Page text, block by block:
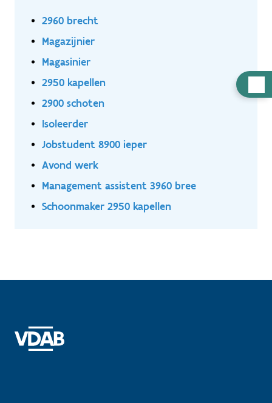
2960 brecht
Magazijnier
Magasinier
2950 kapellen
2900 schoten
Isoleerder
Jobstudent 8900 ieper
Avond werk
Management assistent 3960 bree
Schoonmaker 2950 kapellen